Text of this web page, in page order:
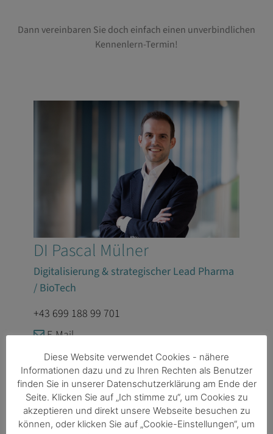
Dann vereinbaren Sie doch einfach einen unverbindlichen
Kennenlern-Termin!
DI Pascal Mülner
Digitalisierung & strategischer Lead Pharma
/ BioTech
+43 699 188 99 701
E-Mail
LinkedIn
Diese Website verwendet Cookies - nähere
Informationen dazu und zu Ihren Rechten als Benutzer
finden Sie in unserer Datenschutzerklärung am Ende der
Seite. Klicken Sie auf „Ich stimme zu“, um Cookies zu
akzeptieren und direkt unsere Webseite besuchen zu
können, oder klicken Sie auf „Cookie-Einstellungen“, um